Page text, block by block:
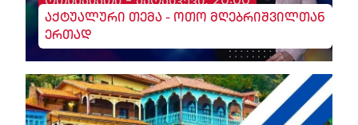
აქტუალური თემა - ოთო მღებრიშვილთან
ერთად